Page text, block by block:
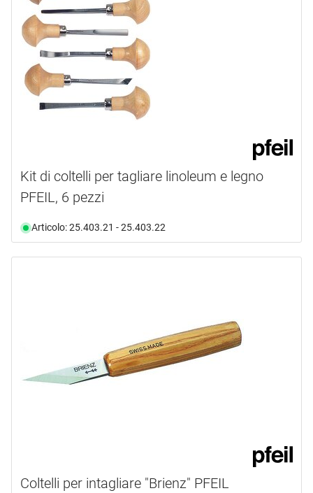
Kit di coltelli per tagliare linoleum e legno
PFEIL, 6 pezzi
Articolo: 25.403.21 - 25.403.22
Coltelli per intagliare "Brienz" PFEIL